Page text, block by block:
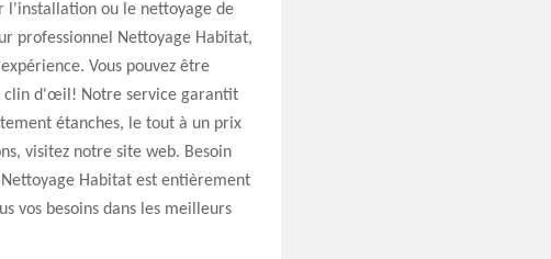
l'installation ou le nettoyage de
professionnel Nettoyage Habitat,
Vous pouvez être
clin d'œil! Notre service garantit
étanches, le tout à un prix
visitez notre site web. Besoin
Habitat est entièrement
vos besoins dans les meilleurs